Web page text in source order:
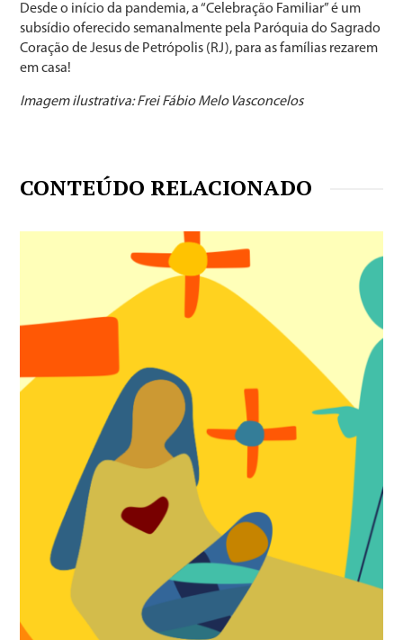
Desde o início da pandemia, a “Celebração Familiar” é um
subsídio oferecido semanalmente pela Paróquia do Sagrado
Coração de Jesus de Petrópolis (RJ), para as famílias rezarem
em casa!
Imagem ilustrativa: Frei Fábio Melo Vasconcelos
CONTEÚDO RELACIONADO